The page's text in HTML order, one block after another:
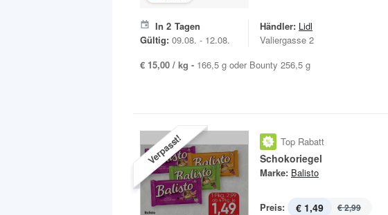
In 2 Tagen
Gültig: 09.08. - 12.08.
Händler: Lidl
Valiergasse 2
€ 15,00 / kg - 166,5 g oder Bounty 256,5 g
Verpasst! Top Rabatt
Schokoriegel
Marke: Balisto
Preis: € 1,49 € 2,99